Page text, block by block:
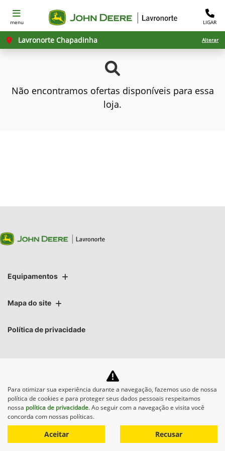
menu LIGAR
Lavronorte Chapadinha Alterar
Não encontramos ofertas disponíveis para essa
loja.
Equipamentos
Mapa do site
Política de privacidade
No trânsito, enxergar o outro
salva vidas.
Desenvolvido pela DEALERSPACE ® Direitos Reservados.
Para otimizar sua experiência durante a navegação, fazemos uso de nossa
política de cookies e para proteger seus dados pessoais respeitamos
nossa política de privacidade. Ao seguir com a navegação e visita você
concorda com nossas políticas.
Aceitar Recusar